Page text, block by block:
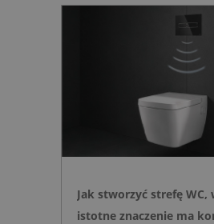
Jak stworzyć strefę WC,
istotne znaczenie ma